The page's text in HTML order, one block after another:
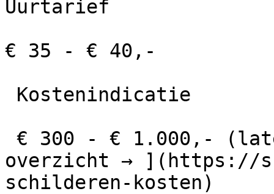
Uurtarief
€ 35 - € 40,-
overzicht → ](https://
schilderen-kosten)